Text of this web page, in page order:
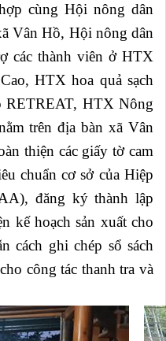
cùng Hội nông dân
Vân Hồ, Hội nông dân
các thành viên ở HTX
HTX hoa quả sạch
RETREAT, HTX Nông
trên địa bàn xã Vân
thiện các giấy tờ cam
chuẩn cơ sở của Hiệp
đăng ký thành lập
kế hoạch sản xuất cho
cách ghi chép sổ sách
công tác thanh tra và